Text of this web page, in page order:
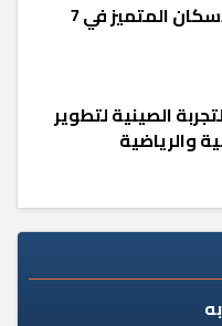
أسعار أراضي الإسكان المتميز في 7
الصينية لتطوير
والرياضية